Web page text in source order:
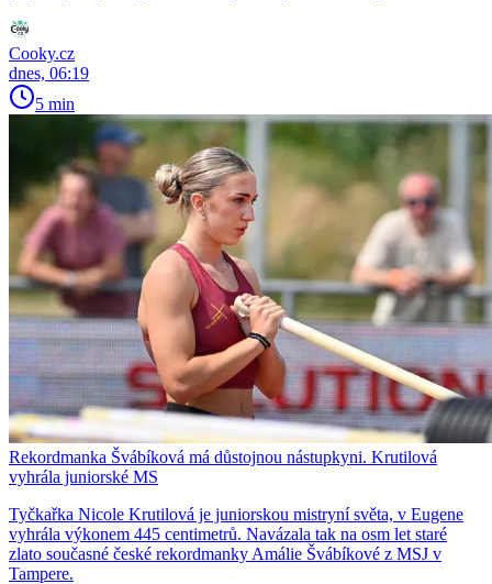
Cooky.cz
dnes, 06:19
5 min
Rekordmanka Švábíková má důstojnou nástupkyni. Krutilová
vyhrála juniorské MS
Tyčkařka Nicole Krutilová je juniorskou mistryní světa, v Eugene
vyhrála výkonem 445 centimetrů. Navázala tak na osm let staré
zlato současné české rekordmanky Amálie Švábíkové z MSJ v
Tampere.